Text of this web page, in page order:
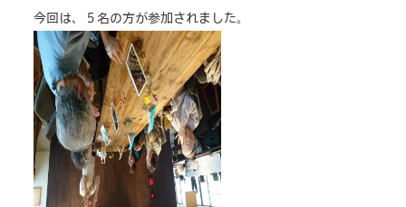
concierge desk
facilities
cafe
news & events
今回は、５名の方が参加されました。